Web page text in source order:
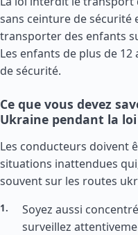
sans ceinture de sécurité
transporter des enfants
Les enfants de plus de
de sécurité.
Ce que vous devez
Ukraine pendant la
Les conducteurs doivent
situations inattendues
souvent sur les routes
Soyez aussi
surveillez